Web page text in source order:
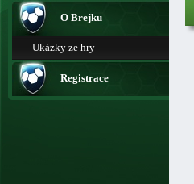
O Brejku
Ukázky ze hry
Registrace